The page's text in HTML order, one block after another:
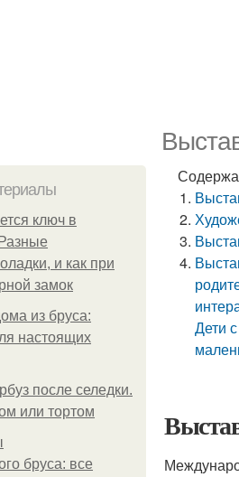
ключ в
и как при
замок
из бруса:
настоящих
после селедки.
или тортом
бруса: все
Дети